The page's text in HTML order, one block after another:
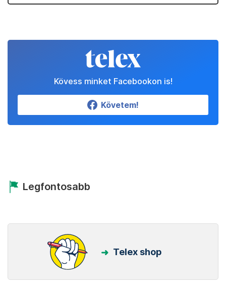
Kövess minket Facebookon is!
Követem!
Legfontosabb
Telex shop